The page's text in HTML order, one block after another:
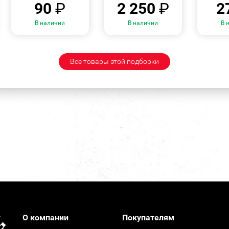
90₽
В наличии
2 250 ₽
В наличии В
Все товары этой подборки
О компании Покупателям